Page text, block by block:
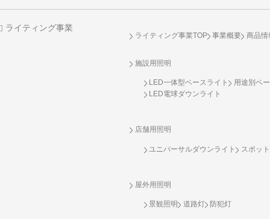
ライティング事業
ライティング事業TOP 事業概要 商品情
施設用照明
LED一体型ベースライト
用途別ベ
LED電球ダウンライト
店舗用照明
ユニバーサルダウンライト スポッ
屋外用照明
景観照明 道路灯 防犯灯